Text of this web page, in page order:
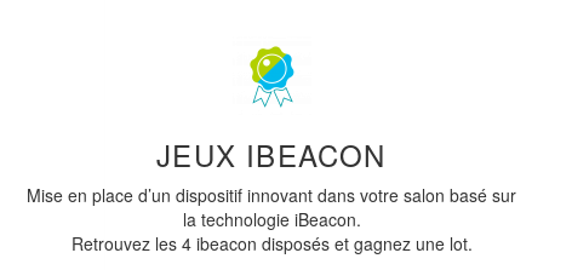
JEUX IBEACON
Mise en place d’un dispositif innovant dans votre salon basé sur
la technologie iBeacon.
Retrouvez les 4 ibeacon disposés et gagnez une lot.